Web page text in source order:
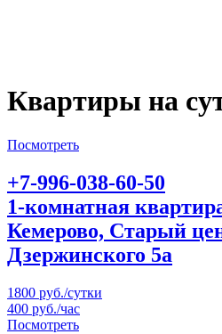
Квартиры на
Посмотреть
+7-996-038-60-50
1-комнатная
Кемерово, Старый
Дзержинского 5а
1800 руб./сутки
400 руб./час
Посмотреть